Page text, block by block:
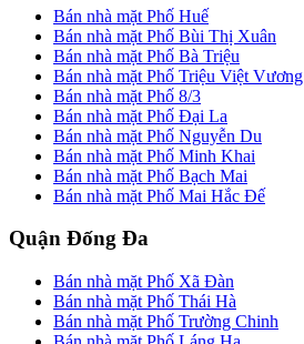
Bán nhà mặt Phố Huế
Bán nhà mặt Phố Bùi Thị Xuân
Bán nhà mặt Phố Bà Triệu
Bán nhà mặt Phố Triệu Việt Vương
Bán nhà mặt Phố 8/3
Bán nhà mặt Phố Đại La
Bán nhà mặt Phố Nguyễn Du
Bán nhà mặt Phố Minh Khai
Bán nhà mặt Phố Bạch Mai
Bán nhà mặt Phố Mai Hắc Đế
Quận Đống Đa
Bán nhà mặt Phố Xã Đàn
Bán nhà mặt Phố Thái Hà
Bán nhà mặt Phố Trường Chinh